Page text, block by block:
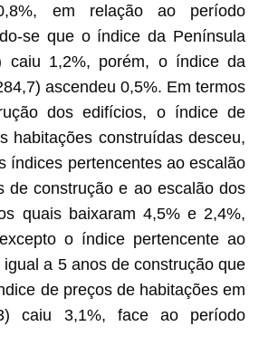
em relação ao período
se que o índice da Península
caiu 1,2%, porém, o índice da
ascendeu 0,5%. Em termos
dos edifícios, o índice de
habitações construídas desceu,
índices pertencentes ao escalão
de construção e ao escalão dos
quais baixaram 4,5% e 2,4%,
o índice pertencente ao
a 5 anos de construção que
de preços de habitações em
caiu 3,1%, face ao período